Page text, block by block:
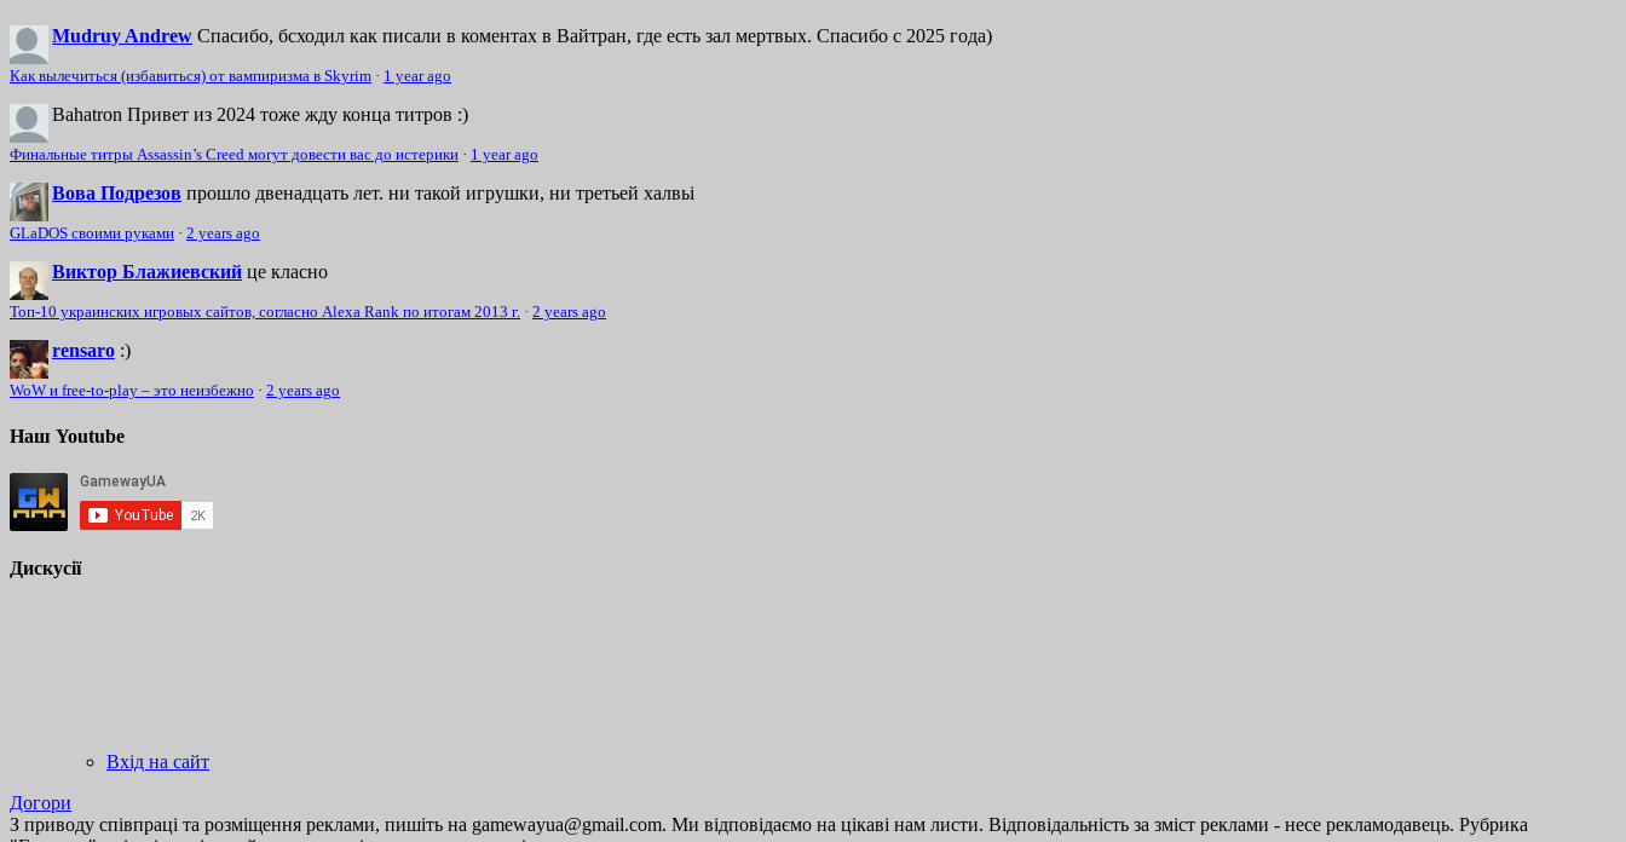
Mudruy Andrew Спасибо, бсходил как писали в коментах в Вайтран, где есть зал мертвых. Спасибо с 2025 года)
Как вылечиться (избавиться) от вампиризма в Skyrim · 1 year ago
Bahatron Привет из 2024 тоже жду конца титров :)
Финальные титры Assassin’s Creed могут довести вас до истерики · 1 year ago
Вова Подрезов прошло двенадцать лет. ни такой игрушки, ни третьей халвьі
GLaDOS своими руками · 2 years ago
Виктор Блажиевский це класно
Топ-10 украинских игровых сайтов, согласно Alexa Rank по итогам 2013 г. · 2 years ago
rensaro :)
WoW и free-to-play – это неизбежно · 2 years ago
Наш Youtube
Дискусії
Вхід на сайт
Догори
З приводу співпраці та розміщення реклами, пишіть на gamewayua@gmail.com. Ми відповідаємо на цікаві нам листи. Відповідальність за зміст реклами - несе рекламодавець. Рубрика